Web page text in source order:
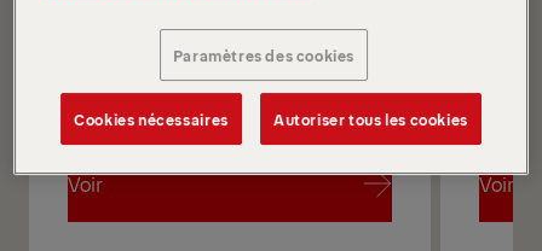
Voir Voir
Paramètres des cookies
Cookies nécessaires Autoriser tous les cookies